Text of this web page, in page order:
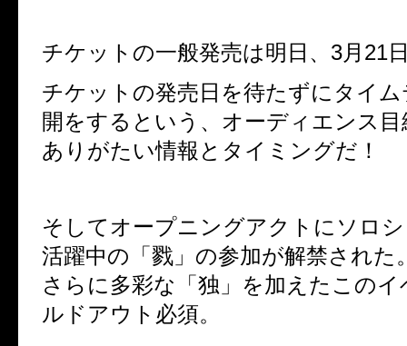
チケットの一般発売は明日、3月21
チケットの発売日を待たずにタイ
開をするという、オーディエンス
ありがたい情報とタイミングだ！
そしてオープニングアクトにソロ
活躍中の「戮」の参加が解禁された
さらに多彩な「独」を加えたこの
ルドアウト必須。